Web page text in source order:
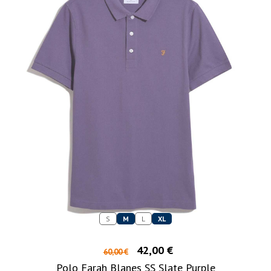
S M L XL
60,00 €
42,00 €
Polo Farah Blanes SS Slate Purple